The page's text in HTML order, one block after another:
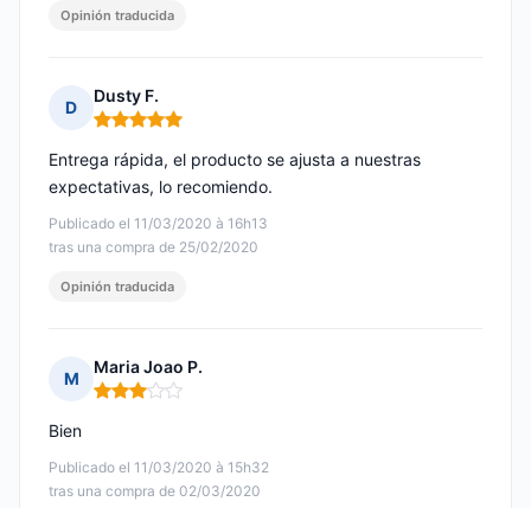
Opinión traducida
D
Dusty F.
Nota: 5 de 5
Publicado el 11/03/2020 à 16h13
tras una compra de 25/02/2020
Entrega rápida, el producto se ajusta a nuestras
expectativas, lo recomiendo.
Opinión traducida
M
Maria Joao P.
Nota: 3 de 5
Publicado el 11/03/2020 à 15h32
tras una compra de 02/03/2020
Bien